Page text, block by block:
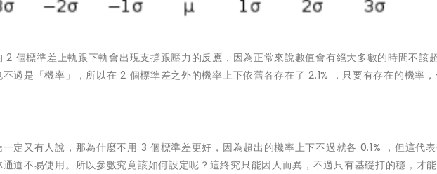
2 個標準差上軌跟下軌會出現支撐跟壓力的反應，因為正常來說數值會有絕大多數的時間不該
過是「機率」，所以在 2 個標準差之外的機率上下依舊各存在了 2.1% ，只要有存在的機率
定又有人說，那為什麼不用 3 個標準差更好，因為超出的機率上下不過就各 0.1% ，但這代
道不易使用。所以參數究竟該如何設定呢？這終究只能因人而異，不過只有基礎打的穩，才